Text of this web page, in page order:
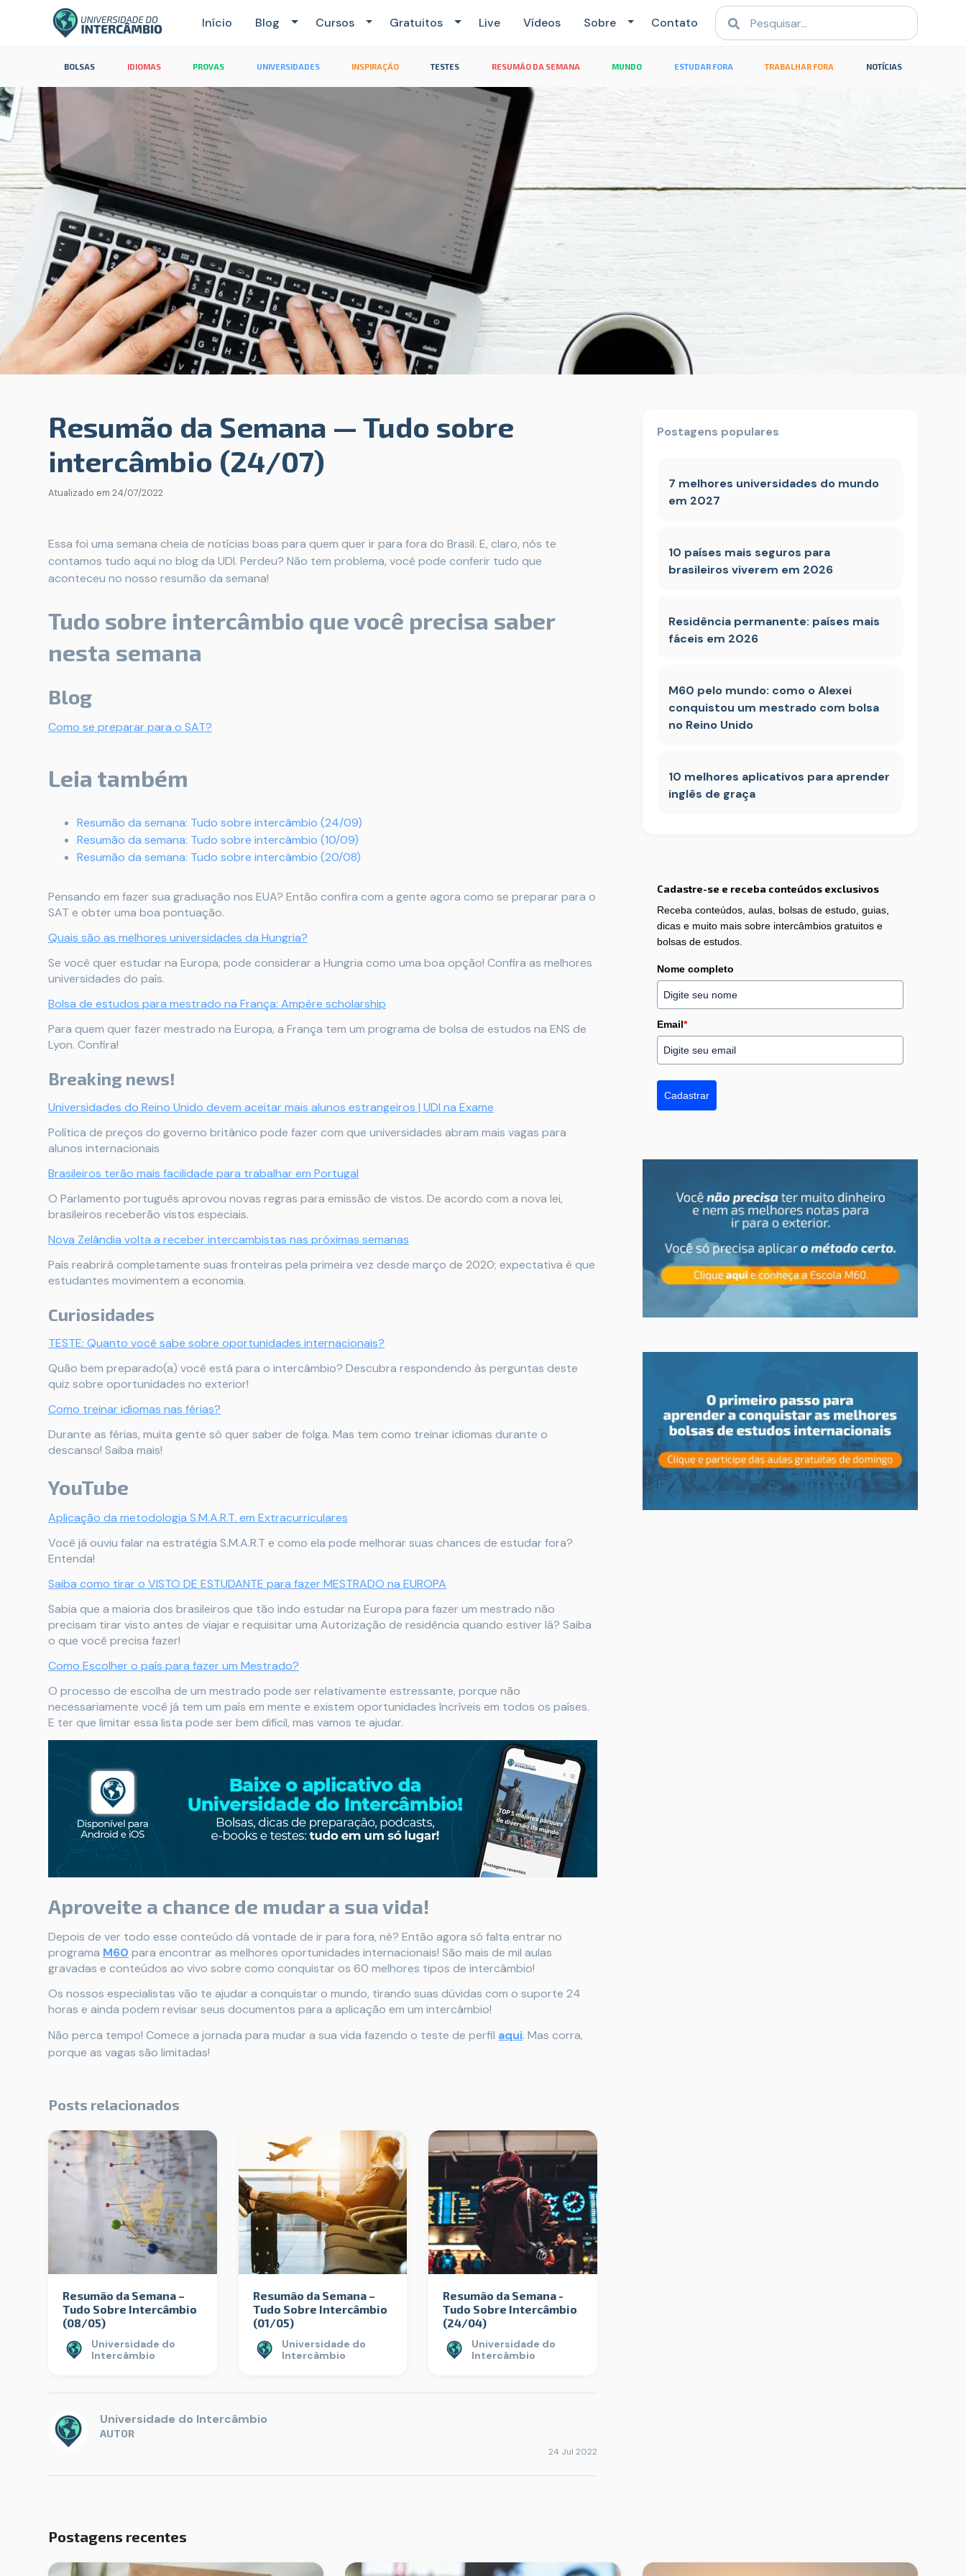
Início Blog Cursos Gratuitos Live Vídeos Sobre Contato
BOLSAS IDIOMAS PROVAS UNIVERSIDADES INSPIRAÇÃO TESTES RESUMÃO DA SEMANA MUNDO ESTUDAR FORA TRABALHAR FORA NOTÍCIAS
Resumão da Semana — Tudo sobre
intercâmbio (24/07)
Atualizado em 24/07/2022
Essa foi uma semana cheia de notícias boas para quem quer ir para fora do Brasil. E, claro, nós te
contamos tudo aqui no blog da UDI. Perdeu? Não tem problema, você pode conferir tudo que
aconteceu no nosso resumão da semana!
Tudo sobre intercâmbio que você precisa saber
nesta semana
Blog
Como se preparar para o SAT?
Leia também
Resumão da semana: Tudo sobre intercâmbio (24/09)
Resumão da semana: Tudo sobre intercâmbio (10/09)
Resumão da semana: Tudo sobre intercâmbio (20/08)
Pensando em fazer sua graduação nos EUA? Então confira com a gente agora como se preparar para o
SAT e obter uma boa pontuação.
Quais são as melhores universidades da Hungria?
Se você quer estudar na Europa, pode considerar a Hungria como uma boa opção! Confira as melhores
universidades do país.
Bolsa de estudos para mestrado na França: Ampère scholarship
Para quem quer fazer mestrado na Europa, a França tem um programa de bolsa de estudos na ENS de
Lyon. Confira!
Breaking news!
Universidades do Reino Unido devem aceitar mais alunos estrangeiros | UDI na Exame
Política de preços do governo britânico pode fazer com que universidades abram mais vagas para
alunos internacionais
Brasileiros terão mais facilidade para trabalhar em Portugal
O Parlamento português aprovou novas regras para emissão de vistos. De acordo com a nova lei,
brasileiros receberão vistos especiais.
Nova Zelândia volta a receber intercambistas nas próximas semanas
País reabrirá completamente suas fronteiras pela primeira vez desde março de 2020; expectativa é que
estudantes movimentem a economia.
Curiosidades
TESTE: Quanto você sabe sobre oportunidades internacionais?
Quão bem preparado(a) você está para o intercâmbio? Descubra respondendo às perguntas deste
quiz sobre oportunidades no exterior!
Como treinar idiomas nas férias?
Durante as férias, muita gente só quer saber de folga. Mas tem como treinar idiomas durante o
descanso! Saiba mais!
YouTube
Aplicação da metodologia S.M.A.R.T. em Extracurriculares
Você já ouviu falar na estratégia S.M.A.R.T e como ela pode melhorar suas chances de estudar fora?
Entenda!
Saiba como tirar o VISTO DE ESTUDANTE para fazer MESTRADO na EUROPA
Sabia que a maioria dos brasileiros que tão indo estudar na Europa para fazer um mestrado não
precisam tirar visto antes de viajar e requisitar uma Autorização de residência quando estiver lá? Saiba
o que você precisa fazer!
Como Escolher o país para fazer um Mestrado?
O processo de escolha de um mestrado pode ser relativamente estressante, porque não
necessariamente você já tem um país em mente e existem oportunidades Incríveis em todos os países.
E ter que limitar essa lista pode ser bem difícil, mas vamos te ajudar.
Aproveite a chance de mudar a sua vida!
Depois de ver todo esse conteúdo dá vontade de ir para fora, né? Então agora só falta entrar no
programa M60 para encontrar as melhores oportunidades internacionais! São mais de mil aulas
gravadas e conteúdos ao vivo sobre como conquistar os 60 melhores tipos de intercâmbio!
Os nossos especialistas vão te ajudar a conquistar o mundo, tirando suas dúvidas com o suporte 24
horas e ainda podem revisar seus documentos para a aplicação em um intercâmbio!
Não perca tempo! Comece a jornada para mudar a sua vida fazendo o teste de perfil aqui. Mas corra,
porque as vagas são limitadas!
Posts relacionados
Resumão da Semana –
Tudo Sobre Intercâmbio
(08/05)
Universidade do
Intercâmbio
Resumão da Semana –
Tudo Sobre Intercâmbio
(01/05)
Universidade do
Intercâmbio
Resumão da Semana -
Tudo Sobre Intercâmbio
(24/04)
Universidade do
Intercâmbio
Universidade do Intercâmbio
AUTOR
24 Jul 2022
Postagens populares
7 melhores universidades do mundo
em 2027
10 países mais seguros para
brasileiros viverem em 2026
Residência permanente: países mais
fáceis em 2026
M60 pelo mundo: como o Alexei
conquistou um mestrado com bolsa
no Reino Unido
10 melhores aplicativos para aprender
inglês de graça
Cadastre-se e receba conteúdos exclusivos
Receba conteúdos, aulas, bolsas de estudo, guias,
dicas e muito mais sobre intercâmbios gratuitos e
bolsas de estudos.
Nome completo
Email*
Cadastrar
Postagens recentes